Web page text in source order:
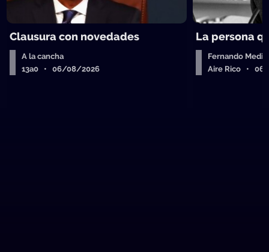
Clausura con novedades
A la cancha
13a0 • 06/08/2026
La persona
Fernando
Aire Rico •